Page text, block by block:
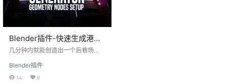
Blender插件-快速生成港风
街道楼房巷子广告牌建筑模
Generator v1.1
几分钟内就能创造出一个后巷场
换它们。将得到一个用于灯光标志
的纹理模板。建造像后巷这样的场
Blender插件
14 0